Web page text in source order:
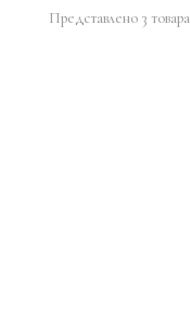
Представлено 3 товара